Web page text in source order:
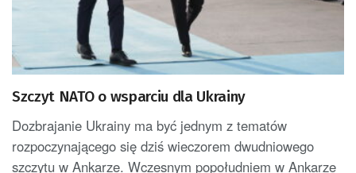
Szczyt NATO o wsparciu dla Ukrainy
Dozbrajanie Ukrainy ma być jednym z tematów
rozpoczynającego się dziś wieczorem dwudniowego
szczytu w Ankarze. Wczesnym popołudniem w Ankarze